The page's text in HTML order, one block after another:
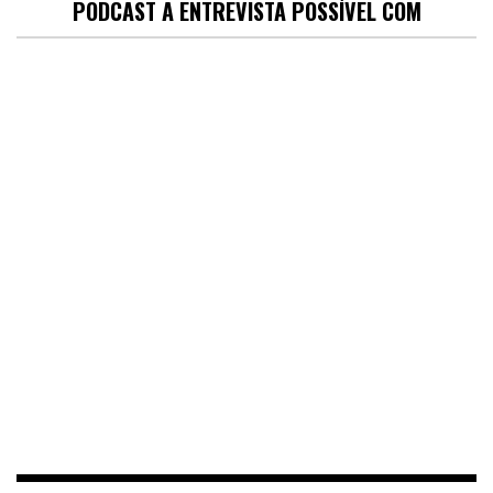
PODCAST A ENTREVISTA POSSÍVEL COM